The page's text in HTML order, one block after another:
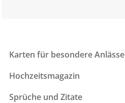
Karten für besondere Anlässe
Hochzeitsmagazin
Sprüche und Zitate